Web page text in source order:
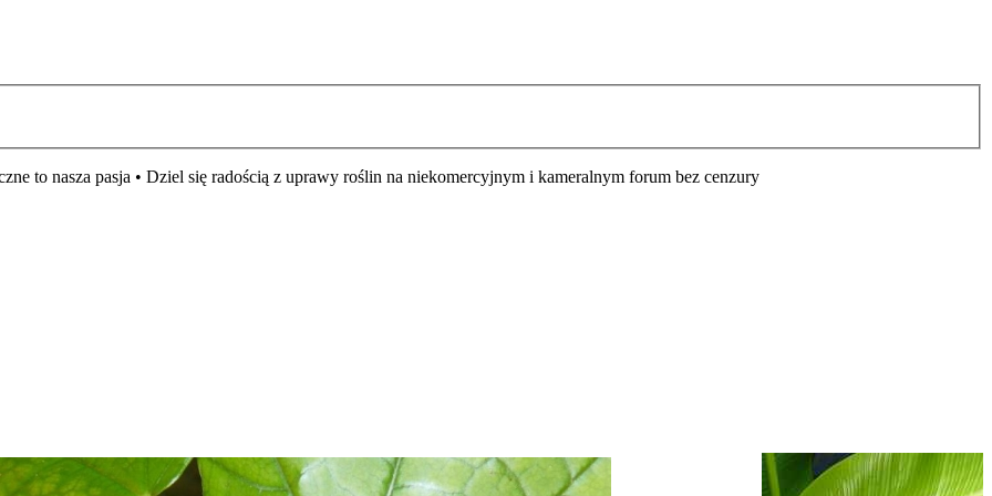
to nasza pasja • Dziel się radością z uprawy roślin na niekomercyjnym i kameralnym forum bez cenzury